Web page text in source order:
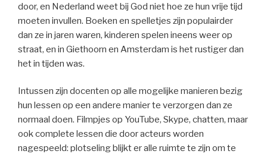
door, en Nederland weet bij God niet hoe ze hun vrije tijd
moeten invullen. Boeken en spelletjes zijn populairder
dan ze in jaren waren, kinderen spelen ineens weer op
straat, en in Giethoorn en Amsterdam is het rustiger dan
het in tijden was.
Intussen zijn docenten op alle mogelijke manieren bezig
hun lessen op een andere manier te verzorgen dan ze
normaal doen. Filmpjes op YouTube, Skype, chatten, maar
ook complete lessen die door acteurs worden
nagespeeld: plotseling blijkt er alle ruimte te zijn om te